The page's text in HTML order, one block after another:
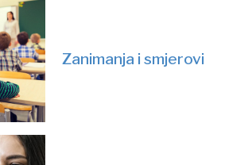
Zanimanja i smjerovi